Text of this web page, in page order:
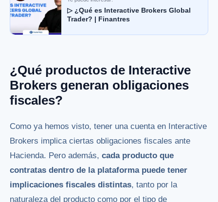
▷ ¿Qué es Interactive Brokers Global
Trader? | Finantres
¿Qué productos de Interactive
Brokers generan obligaciones
fiscales?
Como ya hemos visto, tener una cuenta en Interactive
Brokers implica ciertas obligaciones fiscales ante
Hacienda. Pero además, cada producto que
contratas dentro de la plataforma puede tener
implicaciones fiscales distintas, tanto por la
naturaleza del producto como por el tipo de